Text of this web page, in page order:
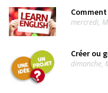
mercredi,
Créer ou
dimanche,